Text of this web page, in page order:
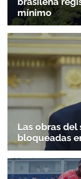
Gracias por
mínimo
Las obras
bloqueadas